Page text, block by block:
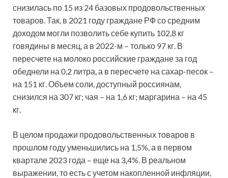
снизилась по 15 из 24 базовых продовольственных
товаров. Так, в 2021 году граждане РФ со средним
доходом могли позволить себе купить 102,8 кг
говядины в месяц, а в 2022-м – только 97 кг. В
пересчете на молоко российские граждане за год
обеднели на 0,2 литра, а в пересчете на сахар-песок –
на 151 кг. Объем соли, доступный россиянам,
снизился на 307 кг; чая – на 1,6 кг; маргарина – на 45
кг.
В целом продажи продовольственных товаров в
прошлом году уменьшились на 1,5%, а в первом
квартале 2023 года – еще на 3,4%. В реальном
выражении, то есть с учетом накопленной инфляции,